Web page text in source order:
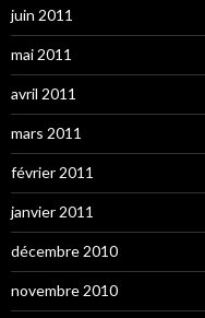
juin 2011
mai 2011
avril 2011
mars 2011
février 2011
janvier 2011
décembre 2010
novembre 2010